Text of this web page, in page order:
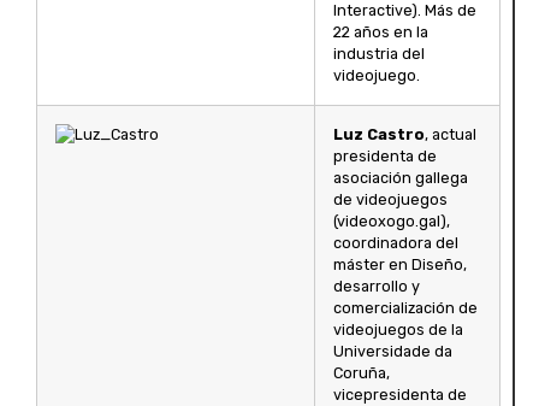
Interactive). Más de
22 años en la
industria del
videojuego.
Luz Castro, actual
presidenta de
asociación gallega
de videojuegos
(videoxogo.gal),
coordinadora del
máster en Diseño,
desarrollo y
comercialización de
videojuegos de la
Universidade da
Coruña,
vicepresidenta de